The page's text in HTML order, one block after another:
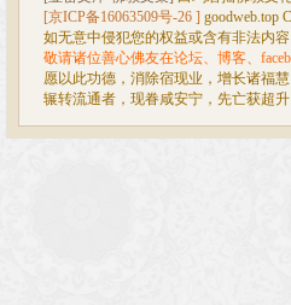
[京ICP备16063509号-26 ] goodweb.top
如无意中侵犯您的权益或含有非法内容
敬请诸位善心佛友在论坛、博客、
愿以此功德，消除宿现业，增长诸福
辗转流通者，现眷咸安宁，先亡获超